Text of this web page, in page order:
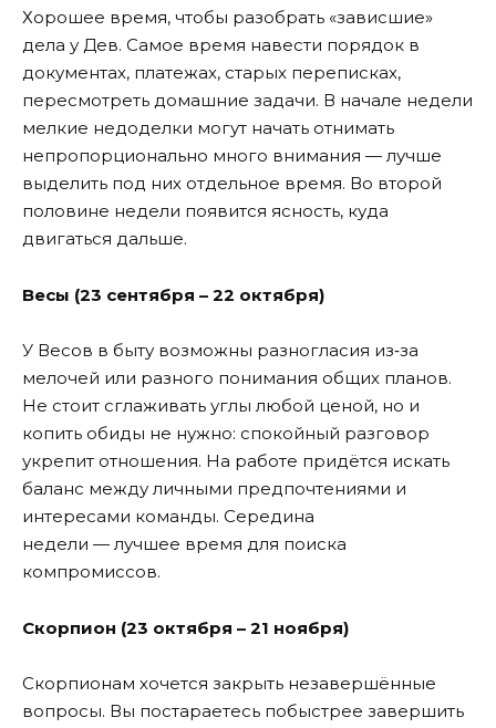
Хорошее время, чтобы разобрать «зависшие»
дела у Дев. Самое время навести порядок в
документах, платежах, старых переписках,
пересмотреть домашние задачи. В начале недели
мелкие недоделки могут начать отнимать
непропорционально много внимания — лучше
выделить под них отдельное время. Во второй
половине недели появится ясность, куда
двигаться дальше.
Весы (23 сентября – 22 октября)
У Весов в быту возможны разногласия из‑за
мелочей или разного понимания общих планов.
Не стоит сглаживать углы любой ценой, но и
копить обиды не нужно: спокойный разговор
укрепит отношения. На работе придётся искать
баланс между личными предпочтениями и
интересами команды. Середина
недели — лучшее время для поиска
компромиссов.
Скорпион (23 октября – 21 ноября)
Скорпионам хочется закрыть незавершённые
вопросы. Вы постараетесь побыстрее завершить